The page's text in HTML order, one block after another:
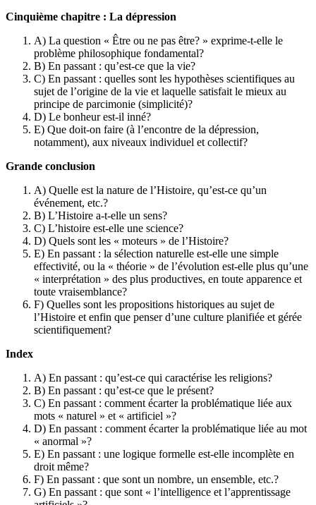
Cinquième chapitre : La dépression
A) La question « Être ou ne pas être? » exprime-t-elle le
problème philosophique fondamental?
B) En passant : qu’est-ce que la vie?
C) En passant : quelles sont les hypothèses scientifiques au
sujet de l’origine de la vie et laquelle satisfait le mieux au
principe de parcimonie (simplicité)?
D) Le bonheur est-il inné?
E) Que doit-on faire (à l’encontre de la dépression,
notamment), aux niveaux individuel et collectif?
Grande conclusion
A) Quelle est la nature de l’Histoire, qu’est-ce qu’un
événement, etc.?
B) L’Histoire a-t-elle un sens?
C) L’histoire est-elle une science?
D) Quels sont les « moteurs » de l’Histoire?
E) En passant : la sélection naturelle est-elle une simple
effectivité, ou la « théorie » de l’évolution est-elle plus qu’une
« interprétation » des plus productives, en toute apparence et
toute vraisemblance?
F) Quelles sont les propositions historiques au sujet de
l’Histoire et enfin que penser d’une culture planifiée et gérée
scientifiquement?
Index
A) En passant : qu’est-ce qui caractérise les religions?
B) En passant : qu’est-ce que le présent?
C) En passant : comment écarter la problématique liée aux
mots « naturel » et « artificiel »?
D) En passant : comment écarter la problématique liée au mot
« anormal »?
E) En passant : une logique formelle est-elle incomplète en
droit même?
F) En passant : que sont un nombre, un ensemble, etc.?
G) En passant : que sont « l’intelligence et l’apprentissage